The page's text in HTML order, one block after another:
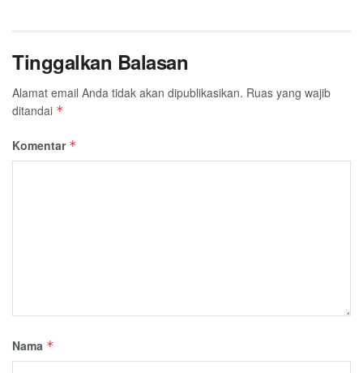
Tinggalkan Balasan
Alamat email Anda tidak akan dipublikasikan. Ruas yang wajib
ditandai *
Komentar *
Nama *